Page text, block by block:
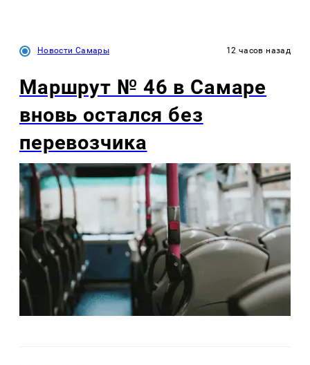
Новости Самары 12 часов назад
Маршрут № 46 в Самаре
вновь остался без
перевозчика